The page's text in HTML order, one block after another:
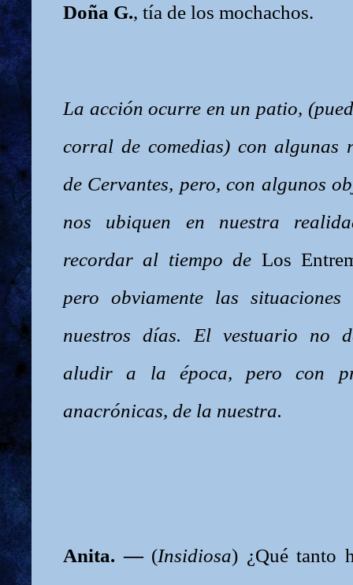
Doña G., tía de los mochachos.
La acción ocurre en un patio,
corral de comedias) con algunas
de Cervantes, pero, con algunos
nos ubiquen en nuestra
recordar al tiempo de Los
pero obviamente las
nuestros días. El vestuario no
aludir a la época, pero con
anacrónicas, de la nuestra.
Anita. — (Insidiosa) ¿Qué tanto